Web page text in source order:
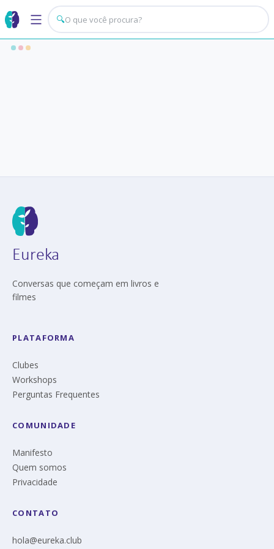
🔍
Eureka
Conversas que começam em livros e
filmes
PLATAFORMA
Clubes
Workshops
Perguntas Frequentes
COMUNIDADE
Manifesto
Quem somos
Privacidade
CONTATO
hola@eureka.club